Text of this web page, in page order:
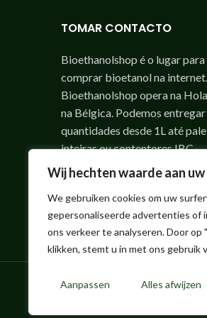
Wij hechten waarde aan
We gebruiken cookies om uw
gepersonaliseerde advertenties of
ons verkeer te analyseren. Door op
klikken, stemt u in met ons gebruik
Aanpassen Alles afwijzen
TOMAR CONTACTO
Bioethanolshop é o lugar para
comprar bioetanol na
Bioethanolshop opera na
na Bélgica. Podemos entregar
quantidades desde 1L até
inteiras ou contentores IBC,
facilmente entregues em casa.
info@kbhonline.eu